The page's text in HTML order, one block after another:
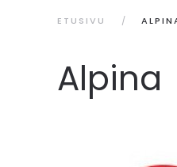
ETUSIVU
Alpina